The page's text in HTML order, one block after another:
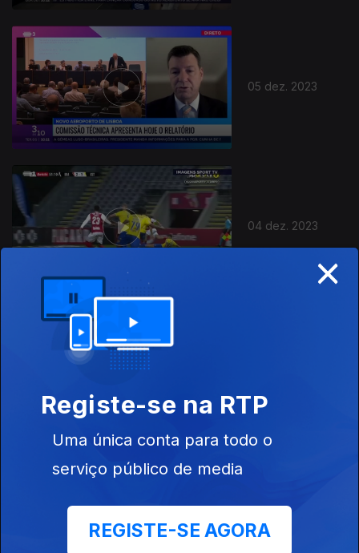
05 dez. 2023
04 dez. 2023
732438
01 dez. 2023
×
Registe-se na RTP
Uma única conta para todo o
serviço público de media
REGISTE-SE AGORA